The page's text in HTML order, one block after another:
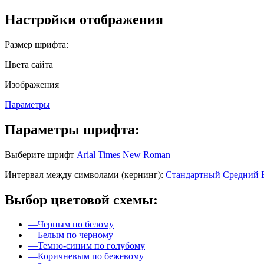
Настройки отображения
Размер шрифта:
Цвета сайта
Изображения
Параметры
Параметры шрифта:
Выберите шрифт Arial Times New Roman
Интервал между символами (кернинг): Стандартный Средний
Выбор цветовой схемы:
—Черным по белому
—Белым по черному
—Темно-синим по голубому
—Коричневым по бежевому